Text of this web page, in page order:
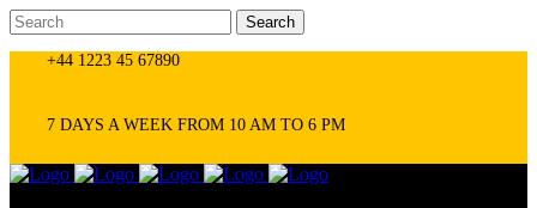
+44 1223 45 67890
7 DAYS A WEEK FROM 10 AM TO 6 PM